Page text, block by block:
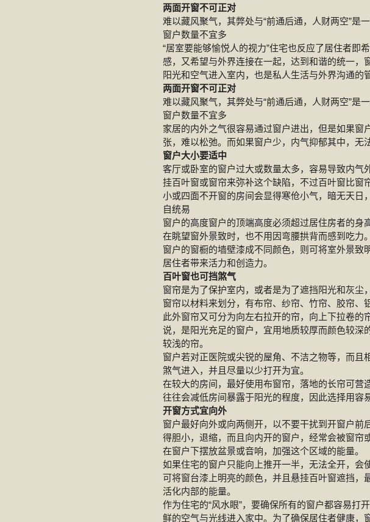
两面开窗不可正对
难以藏风聚气，其弊处与“前通后通，人财两空”是一
窗户数量不宜多
“居室要能够愉悦人的视力”住宅也反应了居住者即
感，又希望与外界连接在一起，达到和谐的统一，
阳光和空气进入室内，也是私人生活与外界沟通的
两面开窗不可正对
难以藏风聚气，其弊处与“前通后通，人财两空”是一
窗户数量不宜多
家居的内外之气很容易通过窗户进出，但是如果
张，难以松弛。而如果窗户少，内气抑郁其中，无
窗户大小要适中
客厅或卧室的窗户过大或数量太多，容易导致内
挂百叶窗或窗帘来弥补这个缺陷，不过百叶窗比窗
小或四面不开窗的房间会显得寒伧小气，暗无天
自统易
窗户的高度窗户的顶端高度必须超过居住房者的
在眺望窗外景致时，也不用因弯腰拱背而感到吃力。
窗户的窗橱的墙壁漆成不同颜色，则可将室外景
居住者带来活力和创造力。
百叶窗也可挡煞气
窗帘是为了保护室内，或者是为了遮挡阳光和灰尘
窗帘以材料来划分，有布帘、纱帘、竹帘、胶帘、
此外窗帘又可分为向左右拉开的帘，向上下拉卷
说，是阳光充足的窗户，宜用地质较厚而颜色较
较浅的帘。
窗户若对正医院或尖锐的屋角、不洁之物等，而
煞气进入，并且尽量以少打开为宜。
在较大的房间，最好使用布窗帘，落地的长帘可营
往往会减低房间暴露于阳光的程度，因此选择用容
开窗方式宜向外
窗户最好向外或向两侧开，以不要干扰到开窗户
得胆小，退缩，而且向内开的窗户，经常会被窗
在窗户下摆放盆景或音响，加强这个区域的能量。
如果住宅的窗户只能向上推开一半，无法全开，会
可将窗台漆上明亮的颜色，并且悬挂百叶窗遮挡
活化内部的能量。
作为住宅的“风水眼”，要确保所有的窗户都容易打
鲜的空气与光线进入家中。为了确保居住者健康，